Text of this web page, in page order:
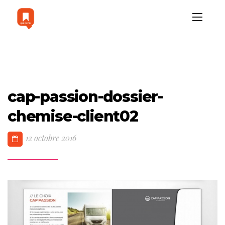
cap-passion-dossier-
chemise-client02
12 octobre 2016